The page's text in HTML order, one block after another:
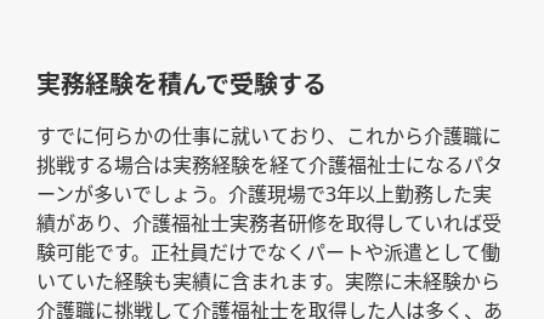
実務経験を積んで受験する
すでに何らかの仕事に就いており、これから介護職に
挑戦する場合は実務経験を経て介護福祉士になるパタ
ーンが多いでしょう。介護現場で3年以上勤務した実
績があり、介護福祉士実務者研修を取得していれば受
験可能です。正社員だけでなくパートや派遣として働
いていた経験も実績に含まれます。実際に未経験から
介護職に挑戦して介護福祉士を取得した人は多く、あ